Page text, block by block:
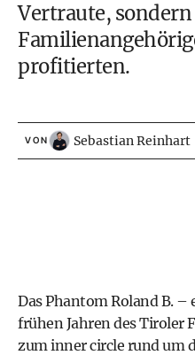
Vertraute,
profitierten.
VON Sebastian Reinhart
DasPhantom Roland B.–
frühen Jahren des Tiroler
zum inner circle rund um